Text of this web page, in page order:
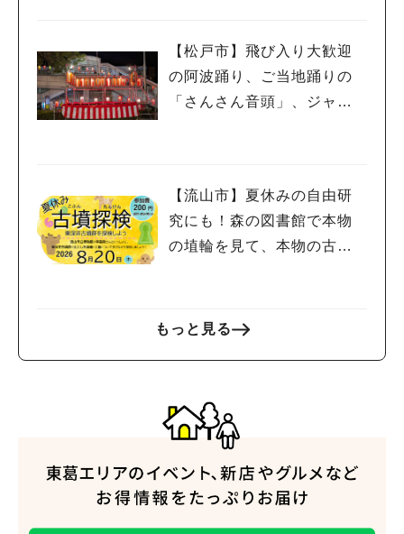
【松戸市】飛び入り大歓迎
の阿波踊り、ご当地踊りの
「さんさん音頭」、ジャ
【流山市】夏休みの自由研
究にも！森の図書館で本物
の埴輪を見て、本物の古墳
もっと見る